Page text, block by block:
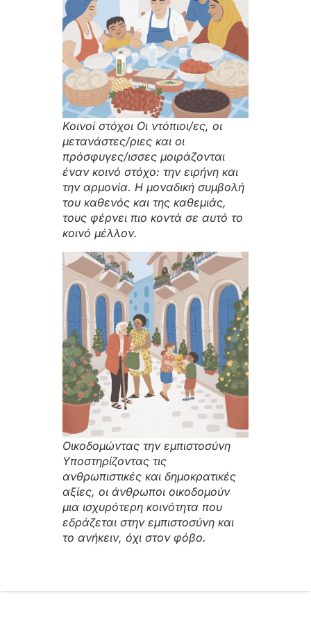
Κοινοί στόχοι Οι ντόπιοι/ες, οι
μετανάστες/ριες και οι
πρόσφυγες/ισσες μοιράζονται
έναν κοινό στόχο: την ειρήνη και
την αρμονία. Η μοναδική συμβολή
του καθενός και της καθεμιάς,
τους φέρνει πιο κοντά σε αυτό το
κοινό μέλλον.
Οικοδομώντας την εμπιστοσύνη
Υποστηρίζοντας τις
ανθρωπιστικές και δημοκρατικές
αξίες, οι άνθρωποι οικοδομούν
μια ισχυρότερη κοινότητα που
εδράζεται στην εμπιστοσύνη και
το ανήκειν, όχι στον φόβο.